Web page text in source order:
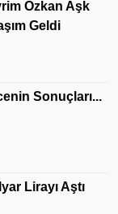
Özkan Aşk
Geldi
Sonuçları...
Lirayı Aştı